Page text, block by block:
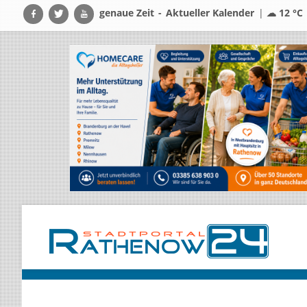
genaue Zeit - Aktueller Kalender | ☁ 12 °C